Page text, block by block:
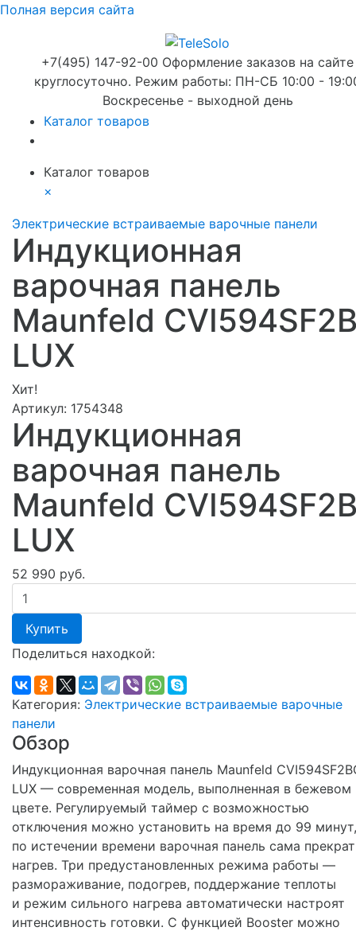
Полная версия сайта
+7(495) 147-92-00 Оформление заказов на сайте
круглосуточно. Режим работы: ПН-СБ 10:00 -
Воскресенье - выходной день
Каталог товаров
Каталог товаров
×
Электрические встраиваемые варочные панели
Индукционная
варочная панель
Maunfeld
LUX
Хит!
Артикул: 1754348
Индукционная
варочная панель
Maunfeld
LUX
52 990 руб.
Купить
Поделиться находкой:
Категория: Электрические встраиваемые варочные
панели
Обзор
Индукционная варочная панель Maunfeld
LUX — современная модель, выполненная в бежевом
цвете. Регулируемый таймер с возможностью
отключения можно установить на время до 99 минут,
по истечении времени варочная панель сама
нагрев. Три предустановленных режима работы —
размораживание, подогрев, поддержание теплоты
и режим сильного нагрева автоматически настроят
интенсивность готовки. С функцией Booster можно